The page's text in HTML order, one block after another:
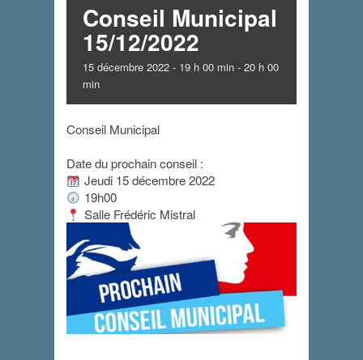
Conseil Municipal
15/12/2022
15 décembre 2022 - 19 h 00 min -20 h 00
min
Conseil Municipal
Date du prochain conseil :
Jeudi 15 décembre 2022
19h00
Salle Frédéric Mistral